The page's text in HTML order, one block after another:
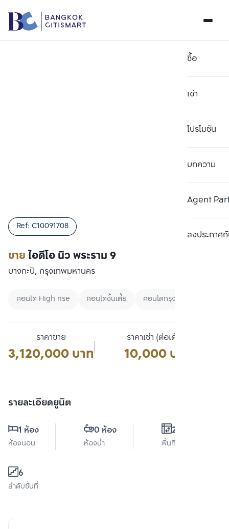
ซื้อ
เช่า
โปรโมชัน
บทความ
Agent
ลงประกาศกั
ขายไอดีโอ นิว พระราม 9
Ref: C10091708
บางกะปิ, กรุงเทพมหานคร
คอนโด High rise คอนโดชั้นเตี้ย คอนโดกรุงเทพ
ราคาขาย
3,120,000 บาท
ราคาเช่า (ต่อเดือน)
10,000 บาท
รายละเอียดยูนิต
1 ห้อง
ห้องนอน
0 ห้อง
ห้องน้ำ
26 ตร.ม.
พื้นที่ใช้สอย
6
ลำดับชั้นที่
เปรียบเทียบ